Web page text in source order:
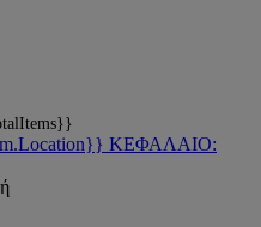
ΚΕΦΑΛΑΙΟ: